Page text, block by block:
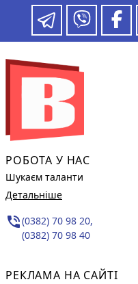
РОБОТА У НАС
Шукаєм таланти
Детальніше
phone_in_talk(0382) 70 98 20,
(0382) 70 98 40
РЕКЛАМА НА САЙТІ